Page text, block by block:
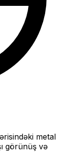
metal
görünüş və